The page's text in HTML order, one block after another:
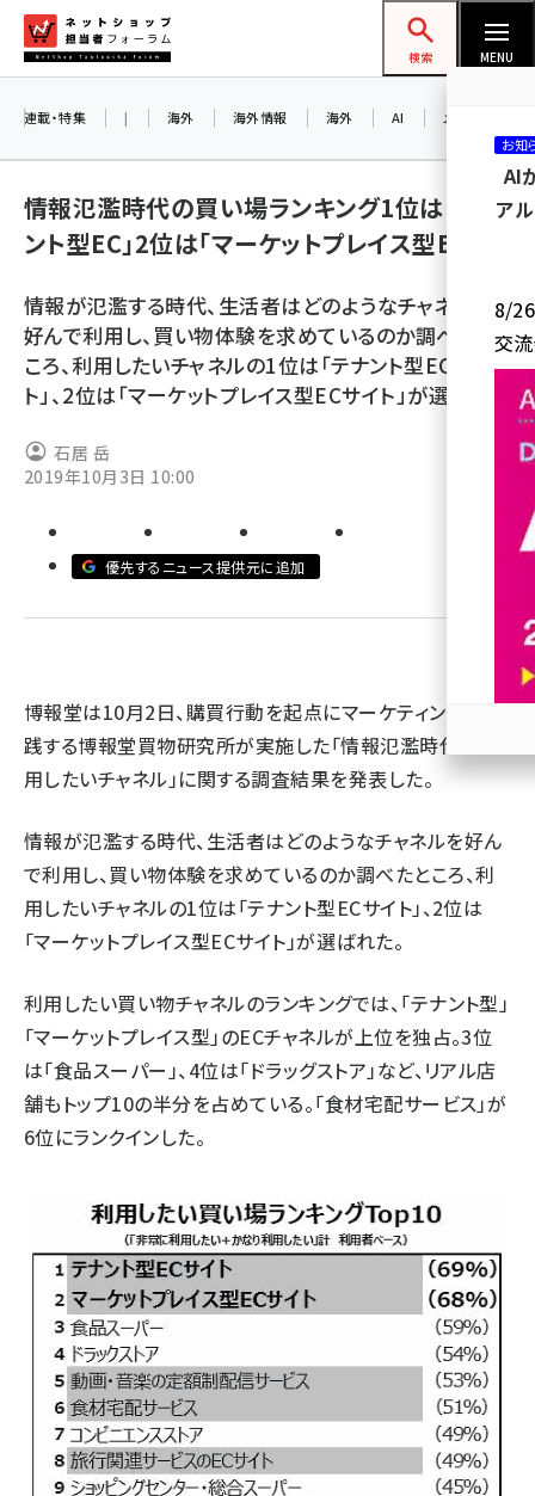
ン
ネットショップ担当者フォーラム
検索 MENU
yahoo (1908)
楽天 (1877)
ecbeing (1211)
アスクル (1122)
base (1084)
ビィ・フォアード (782)
revico (745)
連載・特集 | 海外 海外情報 海外 AI メタバース
情報氾濫時代の買い場ランキング1位は「テナ
ント型EC」2位は「マーケットプレイス型EC」
情報が氾濫する時代、生活者はどのようなチャネルを
好んで利用し、買い物体験を求めているのか調べたと
ころ、利用したいチャネルの1位は「テナント型ECサイ
ト」、2位は「マーケットプレイス型ECサイト」が選ばれた
石居 岳
2019年10月3日 10:00
優先するニュース提供元に追加
博報堂は10月2日、購買行動を起点にマーケティングを実
践する博報堂買物研究所が実施した「情報氾濫時代に利
用したいチャネル」に関する調査結果を発表した。
情報が氾濫する時代、生活者はどのようなチャネルを好ん
で利用し、買い物体験を求めているのか調べたところ、利
用したいチャネルの1位は「テナント型ECサイト」、2位は
「マーケットプレイス型ECサイト」が選ばれた。
利用したい買い物チャネルのランキングでは、「テナント型」
「マーケットプレイス型」のECチャネルが上位を独占。3位
は「食品スーパー」、4位は「ドラッグストア」など、リアル店
舗もトップ10の半分を占めている。「食材宅配サービス」が
6位にランクインした。
お知
AI
ア
8/26
交
参